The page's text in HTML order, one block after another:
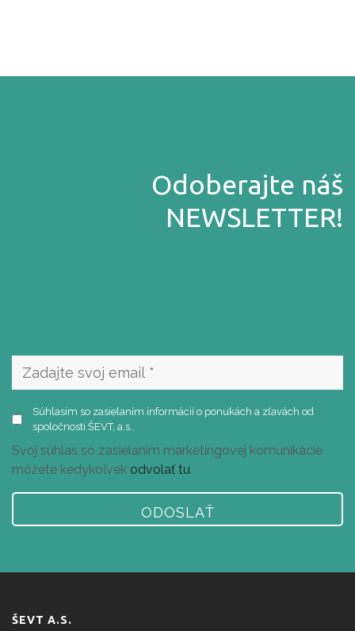
Odoberajte náš
NEWSLETTER!
Súhlas
so
marketingových
materiálov *
Súhlasím so zasielaním informácií o ponukách a zľavách od
spoločnosti ŠEVT, a.s..
Svoj súhlas so zasielaním marketingovej komunikácie
môžete kedykoľvek odvolať tu.
ŠEVT A.S.